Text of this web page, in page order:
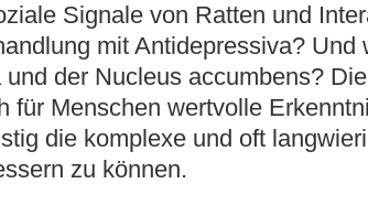
Signale von Ratten und
mit Antidepressiva? Und
der Nucleus accumbens?
für Menschen wertvolle
die komplexe und oft
zu können.